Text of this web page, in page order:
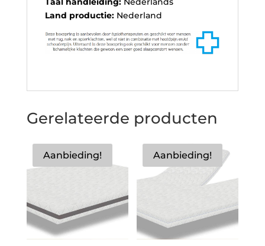
Land productie:Nederland
Gerelateerde producten
Aanbieding! Aanbieding!